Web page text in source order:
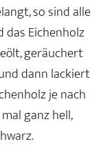
so sind alle
Eichenholz
geräuchert
dann lackiert
je nach
ganz hell,